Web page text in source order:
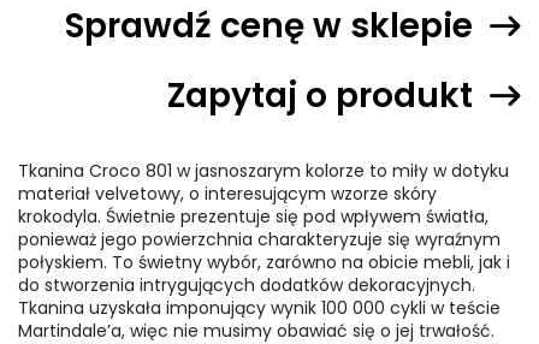
Sprawdź cenę w sklepie
Zapytaj o produkt
Tkanina Croco 801 w jasnoszarym kolorze to miły w dotyku
materiał velvetowy, o interesującym wzorze skóry
krokodyla. Świetnie prezentuje się pod wpływem światła,
ponieważ jego powierzchnia charakteryzuje się wyraźnym
połyskiem. To świetny wybór, zarówno na obicie mebli, jak i
do stworzenia intrygujących dodatków dekoracyjnych.
Tkanina uzyskała imponujący wynik 100 000 cykli w teście
Martindale’a, więc nie musimy obawiać się o jej trwałość.